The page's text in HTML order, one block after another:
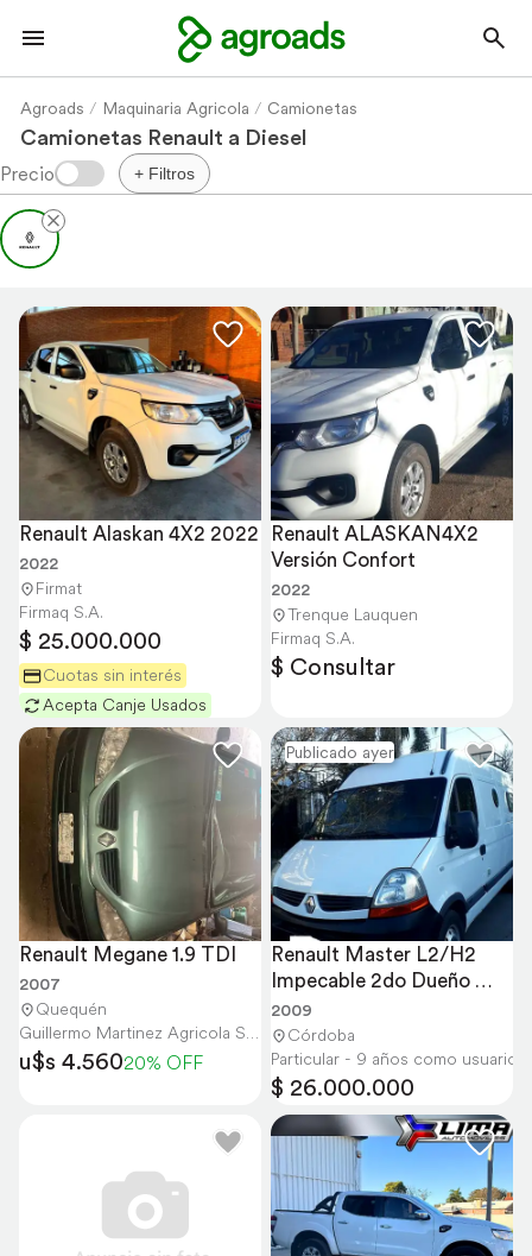
Agroads Maquinaria Agricola Camionetas
Camionetas Renault a Diesel
+ Filtros
Renault Alaskan 4X2 2022
2022
Firmat
Firmaq S.A.
$ 25.000.000
Cuotas sin interés
Acepta Canje Usados
Renault ALASKAN4X2
Versión Confort
2022
Trenque Lauquen
Firmaq S.A.
$ Consultar
Renault Megane 1.9 TDI
2007
Quequén
Guillermo Martinez Agricola S.A.
u$s 4.56020% OFF
Publicado ayer
Renault Master L2/H2
Impecable 2do Dueño
Motorhome o Furgon
2009
Córdoba
Particular - 9 años como usuario
$ 26.000.000